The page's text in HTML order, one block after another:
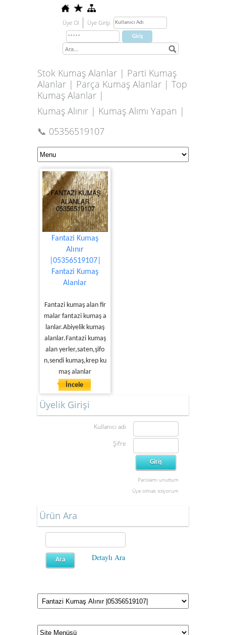
Üye Ol Üye Girişi
Stok Kumaş Alanlar | Parti Kumaş
Alanlar | Parça Kumaş Alanlar | Top
Kumaş Alanlar |
Kumaş Alınır | Kumaş Alımı Yapan |
📞 05356519107
Fantazi Kumaş
Alınır
|05356519107|
Fantazi Kumaş
Alanlar
Fantazi kumaş alan fir
malar fantazi kumaş a
lanlar.Abiyelik kumaş
alanlar.Fantazi kumaş
alan yerler,saten,şifo
n,sendi kumaş,krep ku
maş alanlar
İncele
Üyelik Girişi
Kullanıcı adı
Şifre
Parolamı unuttum
Üye olmak istiyorum
Ürün Ara
Detaylı Ara